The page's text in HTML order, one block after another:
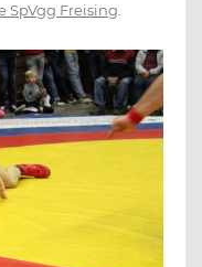
SpVgg Freising